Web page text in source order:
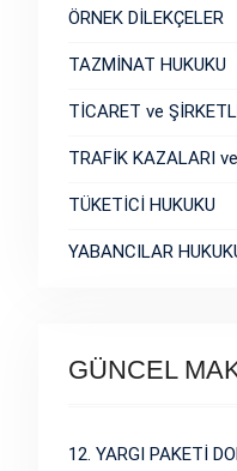
ÖRNEK DİLEKÇELER
TAZMİNAT HUKUKU
TİCARET ve
TRAFİK KAZALARI
TÜKETİCİ HUKUKU
YABANCILAR
GÜNCEL
12. YARGI PAKETİ